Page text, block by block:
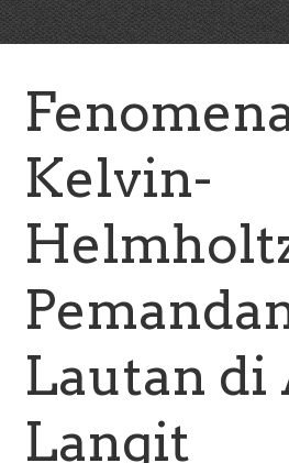
Kelvin-
Lautan di
Langit